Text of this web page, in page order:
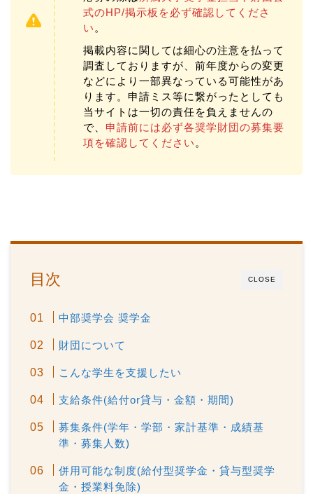
式のHP/掲示板を必ず確認してくださ
い 。
掲載内容に関しては細心の注意を払って
調査しておりますが、前年度からの変更
などにより一部異なっている可能性があ
ります。申請ミス等に繋がったとしても
当サイトは一切の責任を負えませんの
で、 申請前には必ず各奨学財団の募集要
項を確認してください 。
CLOSE
目次
中部奨学会 奨学金
財団について
こんな学生を支援したい
支給条件(給付or貸与・金額・期間)
募集条件(学年・学部・家計基準・成績基
準・募集人数)
併用可能な制度(給付型奨学金・貸与型奨学
金・授業料免除)